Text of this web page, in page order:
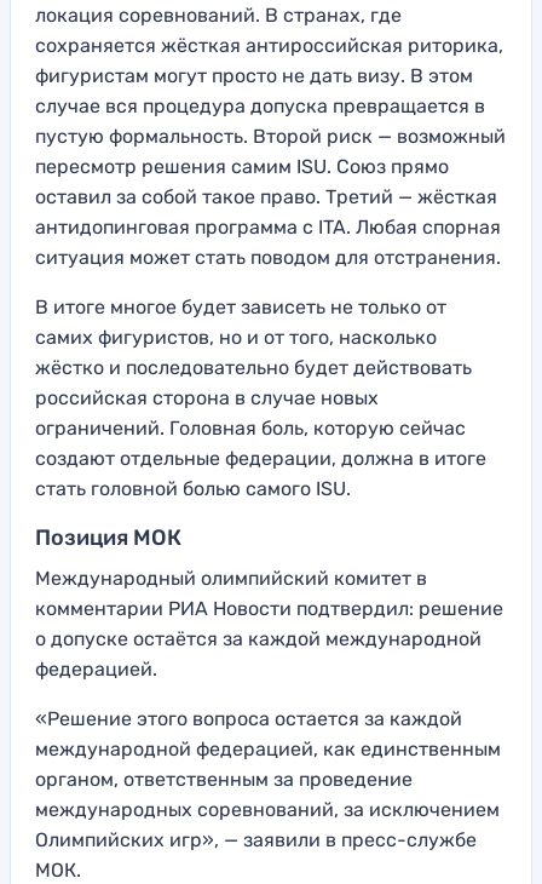
локация соревнований. В странах, где
сохраняется жёсткая антироссийская риторика,
фигуристам могут просто не дать визу. В этом
случае вся процедура допуска превращается в
пустую формальность. Второй риск — возможный
пересмотр решения самим ISU. Союз прямо
оставил за собой такое право. Третий — жёсткая
антидопинговая программа с ITA. Любая спорная
ситуация может стать поводом для отстранения.
В итоге многое будет зависеть не только от
самих фигуристов, но и от того, насколько
жёстко и последовательно будет действовать
российская сторона в случае новых
ограничений. Головная боль, которую сейчас
создают отдельные федерации, должна в итоге
стать головной болью самого ISU.
Позиция МОК
Международный олимпийский комитет в
комментарии РИА Новости подтвердил: решение
о допуске остаётся за каждой международной
федерацией.
«Решение этого вопроса остается за каждой
международной федерацией, как единственным
органом, ответственным за проведение
международных соревнований, за исключением
Олимпийских игр», — заявили в пресс-службе
МОК.